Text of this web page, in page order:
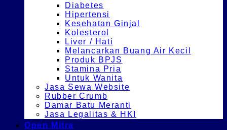
Diabetes
Hipertensi
Kesehatan Ginjal
Kolesterol
Liver / Hati
Melancarkan Buang Air Kecil
Produk BPJS
Stamina Pria
Untuk Wanita
Jasa Sewa Website
Rubber Crumb
Damar Batu Meranti
Jasa Legalitas & HKI
Open Mitra